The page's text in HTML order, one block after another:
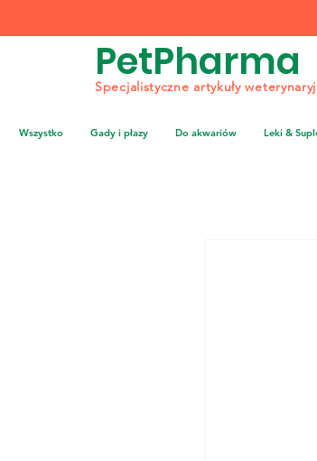
PetPharma
Specjalistyczne artykuły
Wszystko Gady i płazy Do akwariów Leki &